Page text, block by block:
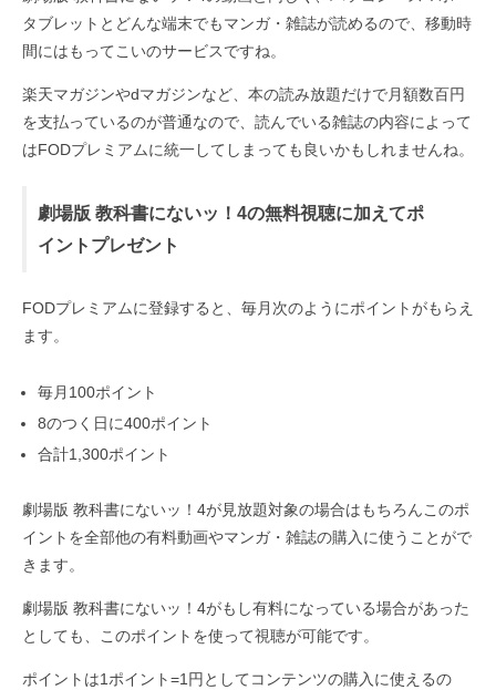
タブレットとどんな端末でもマンガ・雑誌が読めるので、移動時
間にはもってこいのサービスですね。
楽天マガジンやdマガジンなど、本の読み放題だけで月額数百円
を支払っているのが普通なので、読んでいる雑誌の内容によって
はFODプレミアムに統一してしまっても良いかもしれませんね。
劇場版 教科書にないッ！4の無料視聴に加えてポ
イントプレゼント
FODプレミアムに登録すると、毎月次のようにポイントがもらえ
ます。
毎月100ポイント
8のつく日に400ポイント
合計1,300ポイント
劇場版 教科書にないッ！4が見放題対象の場合はもちろんこのポ
イントを全部他の有料動画やマンガ・雑誌の購入に使うことがで
きます。
劇場版 教科書にないッ！4がもし有料になっている場合があった
としても、このポイントを使って視聴が可能です。
ポイントは1ポイント=1円としてコンテンツの購入に使えるの